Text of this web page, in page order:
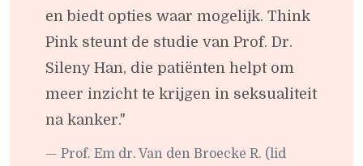
en biedt opties waar mogelijk. Think
Pink steunt de studie van Prof. Dr.
Sileny Han, die patiënten helpt om
meer inzicht te krijgen in seksualiteit
na kanker."
Prof. Em dr. Van den Broecke R. (lid